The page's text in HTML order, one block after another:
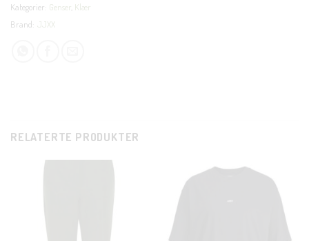
Kategorier: Genser Klær
Brand:
JJXX
RELATERTE PRODUKTER
CLOSE
THIS